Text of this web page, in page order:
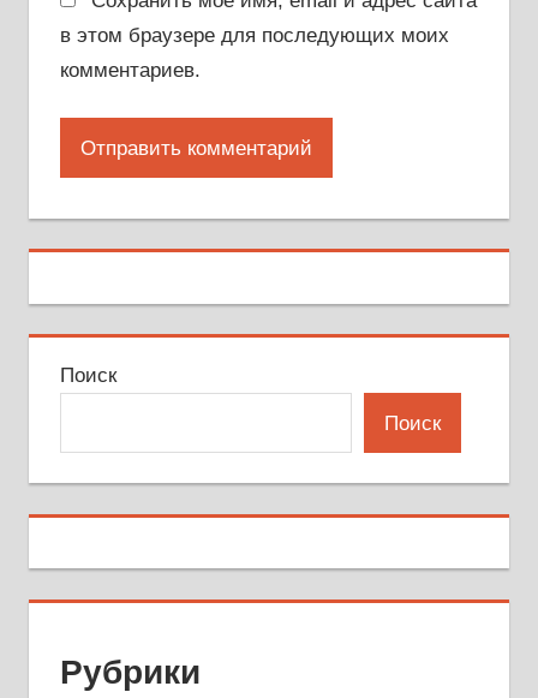
в этом браузере для последующих моих
комментариев.
Поиск
Поиск
Рубрики